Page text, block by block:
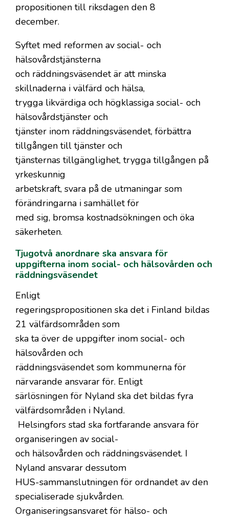
propositionen till riksdagen den 8
december.
Syftet med reformen av social- och
hälsovårdstjänsterna
och räddningsväsendet är att minska
skillnaderna i välfärd och hälsa,
trygga likvärdiga och högklassiga social- och
hälsovårdstjänster och
tjänster inom räddningsväsendet, förbättra
tillgången till tjänster och
tjänsternas tillgänglighet, trygga tillgången på
yrkeskunnig
arbetskraft, svara på de utmaningar som
förändringarna i samhället för
med sig, bromsa kostnadsökningen och öka
säkerheten.
Tjugotvå anordnare ska ansvara för
uppgifterna inom social- och hälsovården och
räddningsväsendet
Enligt
regeringspropositionen ska det i Finland bildas
21 välfärdsområden som
ska ta över de uppgifter inom social- och
hälsovården och
räddningsväsendet som kommunerna för
närvarande ansvarar för. Enligt
särlösningen för Nyland ska det bildas fyra
välfärdsområden i Nyland.
Helsingfors stad ska fortfarande ansvara för
organiseringen av social-
och hälsovården och räddningsväsendet. I
Nyland ansvarar dessutom
HUS-sammanslutningen för ordnandet av den
specialiserade sjukvården.
Organiseringsansvaret för hälso- och